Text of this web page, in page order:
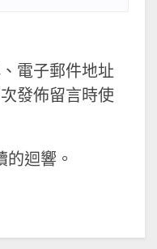
電子郵件地址
發佈留言時使
的迴響。